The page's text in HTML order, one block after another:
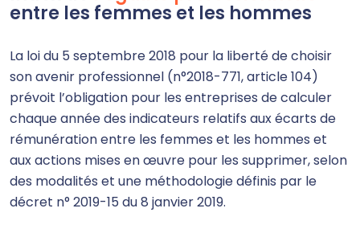
entre les femmes et les hommes
La loi du 5 septembre 2018 pour la liberté de choisir
son avenir professionnel (n°2018-771, article 104)
prévoit l’obligation pour les entreprises de calculer
chaque année des indicateurs relatifs aux écarts de
rémunération entre les femmes et les hommes et
aux actions mises en œuvre pour les supprimer, selon
des modalités et une méthodologie définis par le
décret n° 2019-15 du 8 janvier 2019.